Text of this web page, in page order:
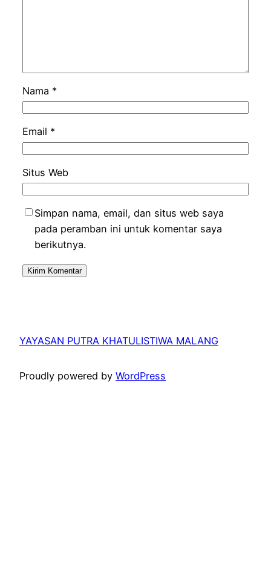
Nama *
Email *
Situs Web
Simpan nama, email, dan situs web saya
pada peramban ini untuk komentar saya
berikutnya.
YAYASAN PUTRA KHATULISTIWA MALANG
Proudly powered by WordPress